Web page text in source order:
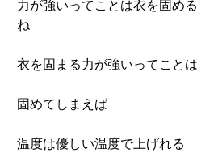
力が強いってことは衣を固め
ね
衣を固まる力が強いってことは
固めてしまえば
温度は優しい温度で上げれる